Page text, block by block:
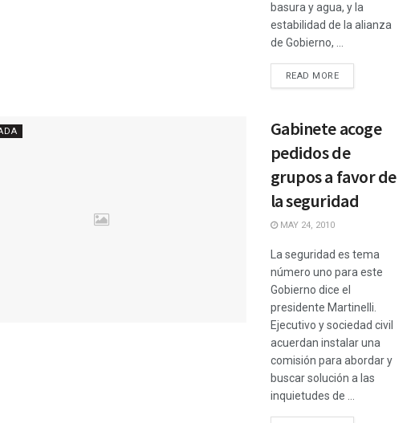
basura y agua, y la
estabilidad de la alianza
de Gobierno, ...
READ MORE
Gabinete acoge
pedidos de
grupos a favor de
la seguridad
MAY 24, 2010
La seguridad es tema
número uno para este
Gobierno dice el
presidente Martinelli.
Ejecutivo y sociedad civil
acuerdan instalar una
comisión para abordar y
buscar solución a las
inquietudes de ...